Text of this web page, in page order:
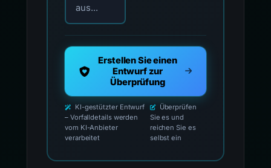
aus...
Erstellen Sie einen
Entwurf zur
Überprüfung
KI-gestützter Entwurf
– Vorfalldetails werden
vom KI-Anbieter
verarbeitet
Überprüfen
Sie es und
reichen Sie es
selbst ein